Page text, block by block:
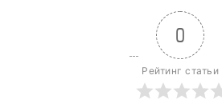
0
Рейтинг статьи